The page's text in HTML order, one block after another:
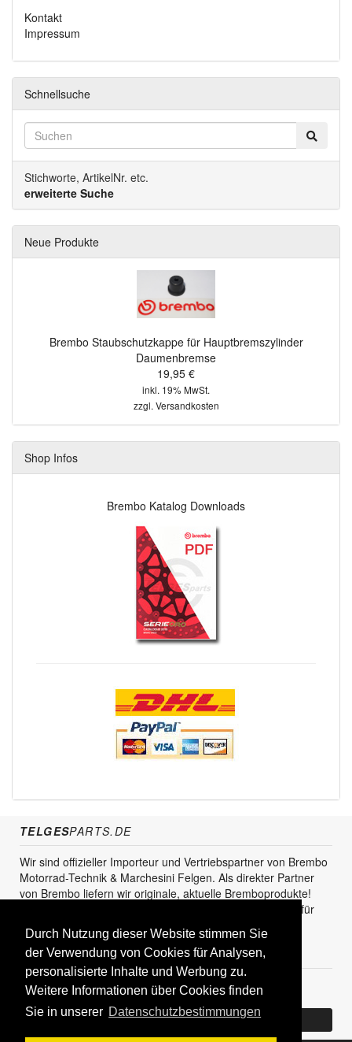
Durch Nutzung dieser Website stimmen Sie
der Verwendung von Cookies für Analysen,
personalisierte Inhalte und Werbung zu.
Weitere Informationen über Cookies finden
Sie in unserer Datenschutzbestimmungen
Kontakt
Impressum
Schnellsuche
Stichworte, ArtikelNr. etc.
erweiterte Suche
Neue Produkte
Brembo Staubschutzkappe für Hauptbremszylinder
Daumenbremse
19,95 €
inkl. 19% MwSt.
zzgl. Versandkosten
Shop Infos
Brembo Katalog Downloads
TELGESPARTS.DE
Wir sind offizieller Importeur und Vertriebspartner von Brembo
Motorrad-Technik & Marchesini Felgen. Als direkter Partner
von Brembo liefern wir originale, aktuelle Bremboprodukte!
Unser Service steht sowohl für den Endkunden als auch für
den Einzel- und Grosshandel zur Verfügung.
KUNDENBEREICH
Registrieren
Bereits Kunde? Log In